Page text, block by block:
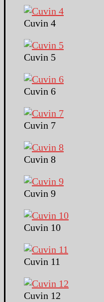
Cuvin 4
Cuvin 5
Cuvin 6
Cuvin 7
Cuvin 8
Cuvin 9
Cuvin 10
Cuvin 11
Cuvin 12